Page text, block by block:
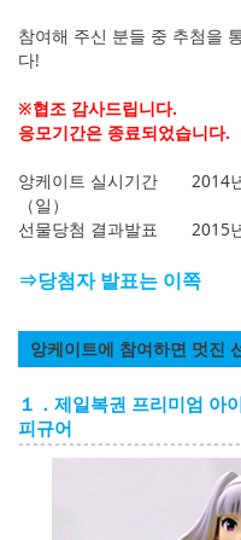
참여해 주신 분들 중 추첨을
다!
※협조 감사드립니다.
응모기간은 종료되었습니다.
앙케이트 실시기간 2014년
（일）
선물당첨 결과발표 2015년
⇒당첨자 발표는 이쪽
앙케이트에 참여하면 멋진
１．제일복권 프리미엄 아
피규어